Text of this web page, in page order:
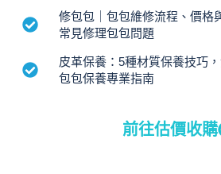
修包包｜包包維修流程、價格
常見修理包包問題
皮革保養：5種材質保養技巧
包包保養專業指南
前往估價收購